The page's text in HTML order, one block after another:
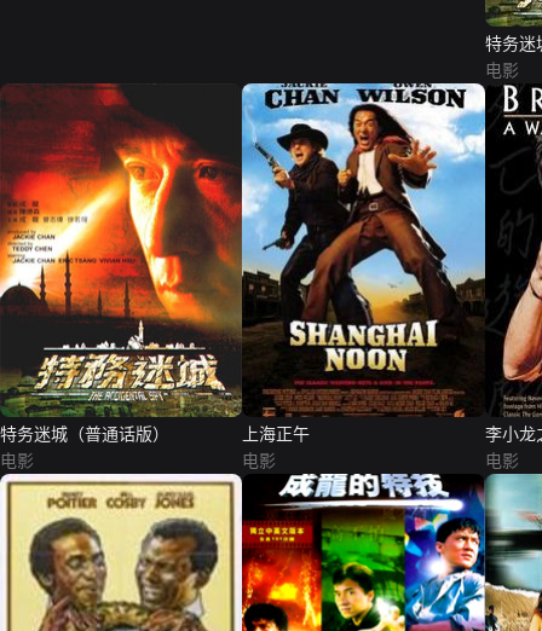
特务迷
电影
特务迷城（普通话版）
电影
上海正午
电影
李小龙
电影